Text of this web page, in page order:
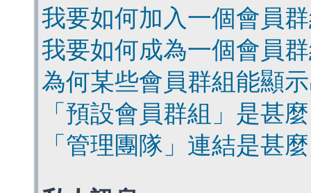
我要如何加入一個會員
我要如何成為一個會員
為何某些會員群組能顯
「預設會員群組」是甚
「管理團隊」連結是甚